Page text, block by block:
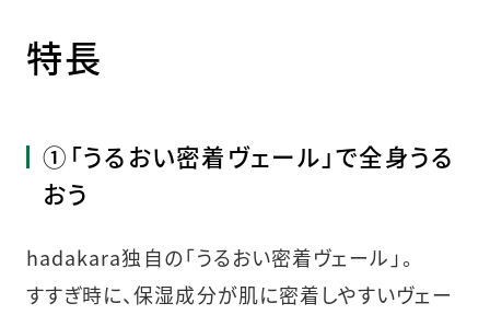
特長
①「うるおい密着ヴェール」で全身うる
おう
hadakara独自の「うるおい密着ヴェール」。
すすぎ時に、保湿成分が肌に密着しやすいヴェー